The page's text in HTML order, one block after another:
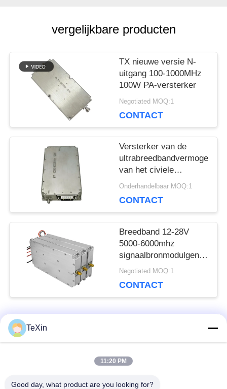
POLICYvergelijkbare producten
TX nieuwe versie N-
uitgang 100-1000MHz
100W PA-versterker
Negotiated MOQ:1
CONTACT
Versterker van de
ultrabreedbandvermogen
van het civiele
beveiligingssysteem
Onderhandelbaar MOQ:1
CONTACT
Breedband 12-28V
5000-6000mhz
signaalbronmodulgenerator
voor het
Negotiated MOQ:1
CONTACT
populaire categorieën Alle
module
TeXin
11:20 PM
Good day, what product are you looking for?